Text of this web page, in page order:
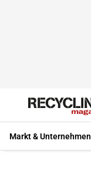
Markt & Unternehmen